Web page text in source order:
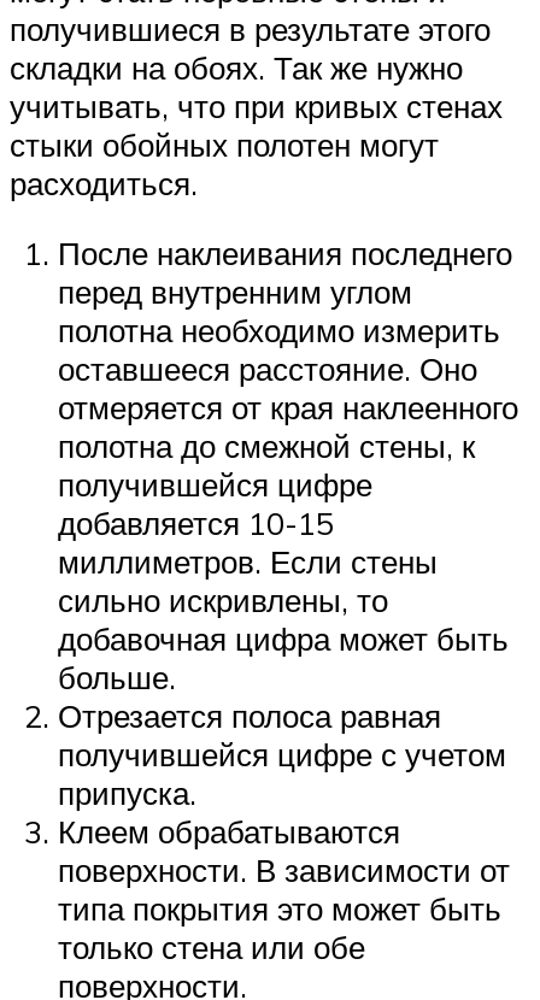
получившиеся в результате этого
складки на обоях. Так же нужно
учитывать, что при кривых стенах
стыки обойных полотен могут
расходиться.
После наклеивания последнего
перед внутренним углом
полотна необходимо измерить
оставшееся расстояние. Оно
отмеряется от края наклеенного
полотна до смежной стены, к
получившейся цифре
добавляется 10-15
миллиметров. Если стены
сильно искривлены, то
добавочная цифра может быть
больше.
Отрезается полоса равная
получившейся цифре с учетом
припуска.
Клеем обрабатываются
поверхности. В зависимости от
типа покрытия это может быть
только стена или обе
поверхности.